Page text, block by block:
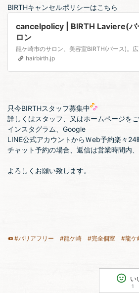
BIRTHキャンセルポリシーはこちら
cancelpolicy | BIRTH Laviere(バ
ロン
hairbirth.jp
只今BIRTHスタッフ募集中
詳しくはスタッフ、又はホームページをご
インスタグラム、Google
LINE公式アカウントからＷeb予約楽々24
チャット予約の場合、返信は営業時間内、
よろしくお願い致します。
#バリアフリー #龍ケ崎 #完全個室 #龍ケ
い
1